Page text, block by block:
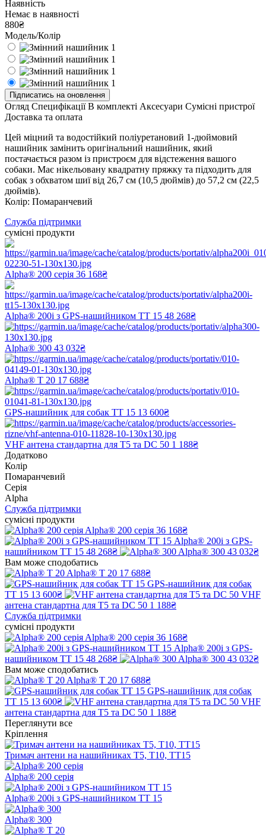
Наявність
Немає в наявності
880₴
Модель/Колір
Підписатись на оновлення
Огляд Специфікації В комплекті Аксесуари Сумісні пристрої
Доставка та оплата
Цей міцний та водостійкий поліуретановий 1-дюймовий
нашийник замінить оригінальний нашийник, який
постачається разом із пристроєм для відстеження вашого
собаки. Має нікельовану квадратну пряжку та підходить для
собак з обхватом шиї від 26,7 см (10,5 дюймів) до 57,2 см (22,5
дюймів).
Колір: Помаранчевий
Служба підтримки
сумісні продукти
Alpha® 200 серія 36 168₴
Alpha® 200i з GPS-нашийником TT 15 48 268₴
Alpha® 300 43 032₴
Alpha® T 20 17 688₴
GPS-нашийник для собак TT 15 13 600₴
VHF антена стандартна для T5 та DC 50 1 188₴
Додатково
Колір
Помаранчевий
Серія
Alpha
Служба підтримки
сумісні продукти
Alpha® 200 серія 36 168₴
Alpha® 200i з GPS-
нашийником TT 15 48 268₴ Alpha® 300 43 032₴
Вам може сподобатись
Alpha® T 20 17 688₴
GPS-нашийник для собак
TT 15 13 600₴
VHF
антена стандартна для T5 та DC 50 1 188₴
Служба підтримки
сумісні продукти
Alpha® 200 серія 36 168₴
Alpha® 200i з GPS-
нашийником TT 15 48 268₴ Alpha® 300 43 032₴
Вам може сподобатись
Alpha® T 20 17 688₴
GPS-нашийник для собак
TT 15 13 600₴
VHF
антена стандартна для T5 та DC 50 1 188₴
Переглянути все
Кріплення
Тримач антени на нашийниках T5, T10, TT15
Alpha® 200 серія
Alpha® 200i з GPS-нашийником TT 15
Alpha® 300